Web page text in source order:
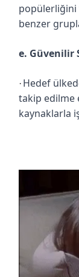
popülerliğini
benzer
e. Güvenilir
· Hedef
takip edilme
kaynaklarla